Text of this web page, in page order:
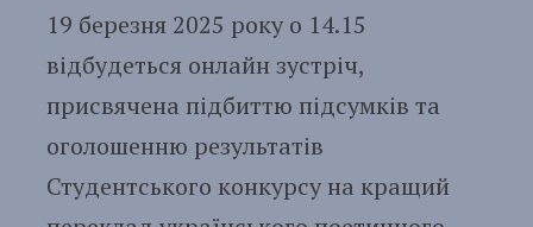
19 березня 2025 року о 14.15
відбудеться онлайн зустріч,
присвячена підбиттю підсумків та
оголошенню результатів
Студентського конкурсу на кращий